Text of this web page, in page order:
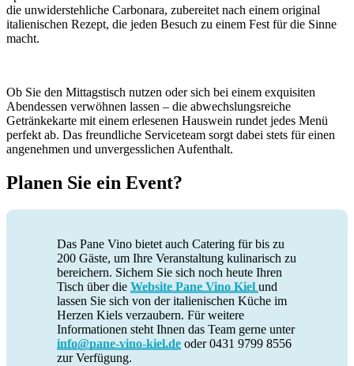
die unwiderstehliche Carbonara, zubereitet nach einem original
italienischen Rezept, die jeden Besuch zu einem Fest für die Sinne
macht.
Ob Sie den Mittagstisch nutzen oder sich bei einem exquisiten
Abendessen verwöhnen lassen – die abwechslungsreiche
Getränkekarte mit einem erlesenen Hauswein rundet jedes Menü
perfekt ab. Das freundliche Serviceteam sorgt dabei stets für einen
angenehmen und unvergesslichen Aufenthalt.
Planen Sie ein Event?
Das Pane Vino bietet auch Catering für bis zu
200 Gäste, um Ihre Veranstaltung kulinarisch zu
bereichern. Sichern Sie sich noch heute Ihren
Tisch über die Website Pane Vino Kiel und
lassen Sie sich von der italienischen Küche im
Herzen Kiels verzaubern. Für weitere
Informationen steht Ihnen das Team gerne unter
info@pane-vino-kiel.de oder 0431 9799 8556
zur Verfügung.